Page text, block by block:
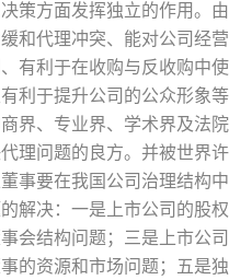
策方面发挥独立的作用。由
和代理冲突、能对公司经营
有利于在收购与反收购中使
利于提升公司的公众形象等
界、专业界、学术界及法院
理问题的良方。并被世界许
事要在我国公司治理结构中
解决：一是上市公司的股权
会结构问题；三是上市公司
的资源和市场问题；五是独